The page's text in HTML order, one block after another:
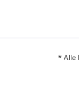
* Alle